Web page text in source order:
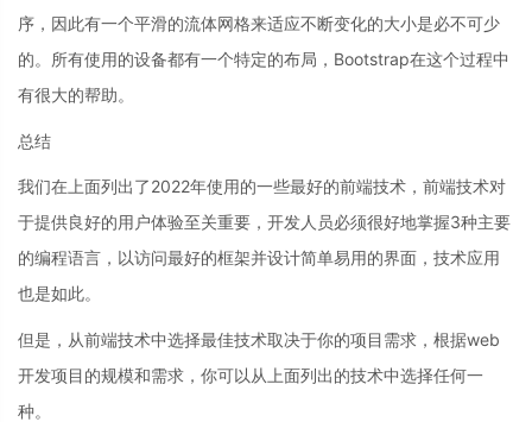
序，因此有一个平滑的流体网格来适应不断变化的大小是必不可少
的。所有使用的设备都有一个特定的布局，Bootstrap在这个过程中
有很大的帮助。
总结
我们在上面列出了2022年使用的一些最好的前端技术，前端技术对
于提供良好的用户体验至关重要，开发人员必须很好地掌握3种主要
的编程语言，以访问最好的框架并设计简单易用的界面，技术应用
也是如此。
但是，从前端技术中选择最佳技术取决于你的项目需求，根据web
开发项目的规模和需求，你可以从上面列出的技术中选择任何一
种。